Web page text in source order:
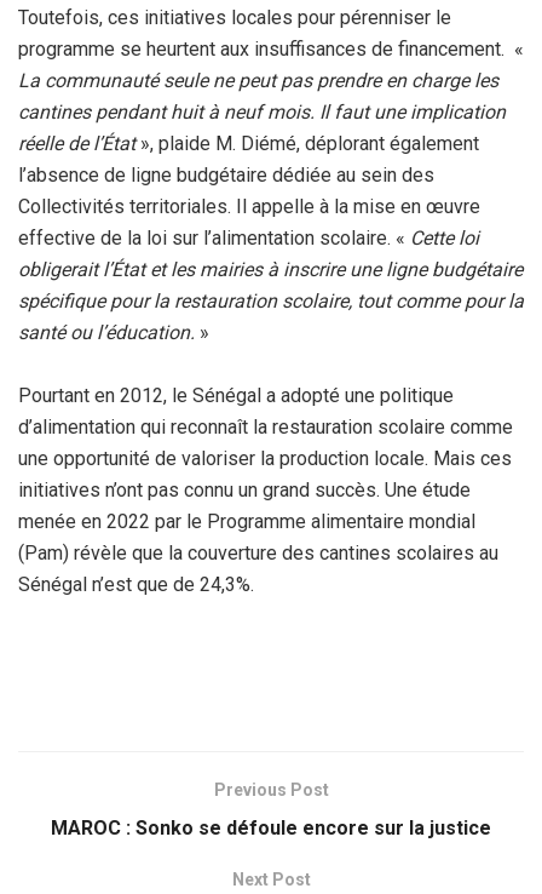
‎Toutefois, ces initiatives locales pour pérenniser le
programme se heurtent aux insuffisances de financement. «
La communauté seule ne peut pas prendre en charge les
cantines pendant huit à neuf mois. Il faut une implication
réelle de l’État», plaide M. Diémé, déplorant également
l’absence de ligne budgétaire dédiée au sein des
Collectivités territoriales. Il appelle à la mise en œuvre
effective de la loi sur l’alimentation scolaire. « Cette loi
obligerait l’État et les mairies à inscrire une ligne budgétaire
spécifique pour la restauration scolaire, tout comme pour la
santé ou l’éducation. »
‎Pourtant en 2012, le Sénégal a adopté une politique
d’alimentation qui reconnaît la restauration scolaire comme
une opportunité de valoriser la production locale. Mais ces
initiatives n’ont pas connu un grand succès. Une étude
menée en 2022 par le Programme alimentaire mondial
(Pam) révèle que la couverture des cantines scolaires au
Sénégal n’est que de 24,3%.
Previous Post
MAROC : Sonko se défoule encore sur la justice
Next Post